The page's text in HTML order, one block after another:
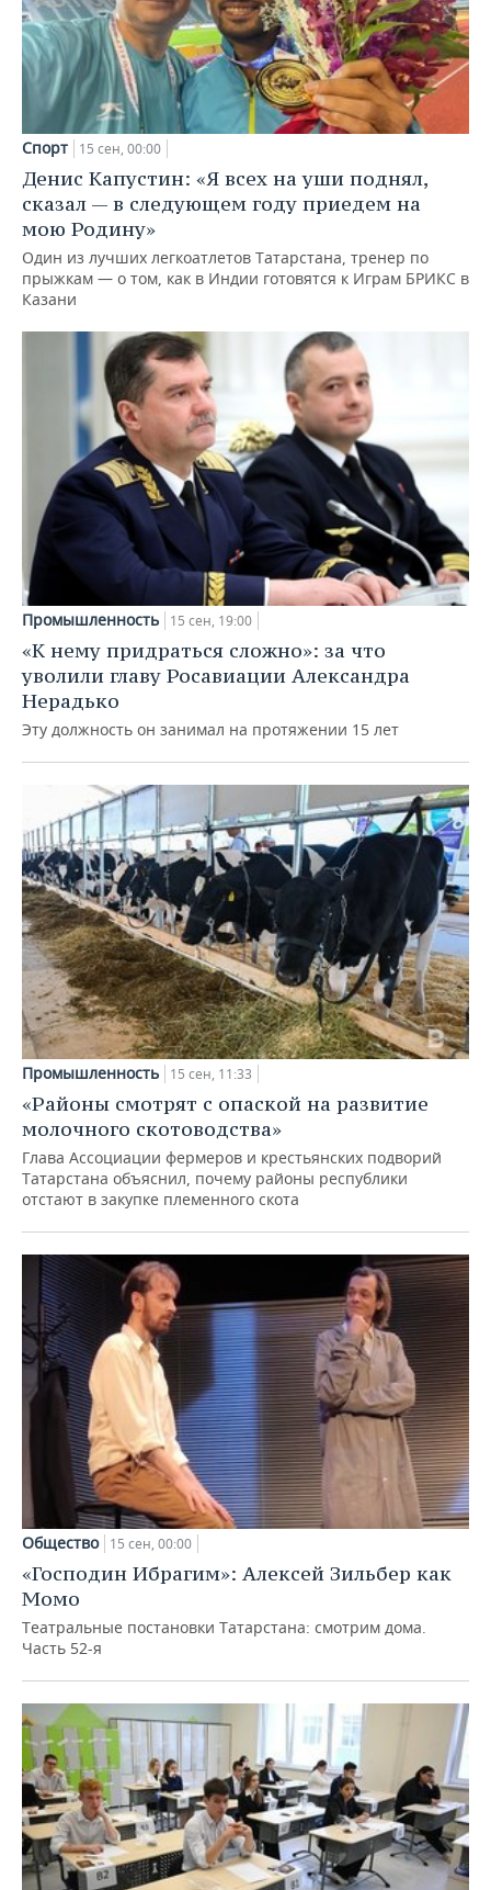
Спорт 15 сен, 00:00
Денис Капустин: «Я всех на уши поднял,
сказал — в следующем году приедем на
мою Родину»
Один из лучших легкоатлетов Татарстана, тренер по
прыжкам — о том, как в Индии готовятся к Играм БРИКС в
Казани
Промышленность 15 сен, 19:00
«К нему придраться сложно»: за что
уволили главу Росавиации Александра
Нерадько
Эту должность он занимал на протяжении 15 лет
Промышленность 15 сен, 11:33
«Районы смотрят с опаской на развитие
молочного скотоводства»
Глава Ассоциации фермеров и крестьянских подворий
Татарстана объяснил, почему районы республики
отстают в закупке племенного скота
Общество 15 сен, 00:00
«Господин Ибрагим»: Алексей Зильбер как
Момо
Театральные постановки Татарстана: смотрим дома.
Часть 52-я